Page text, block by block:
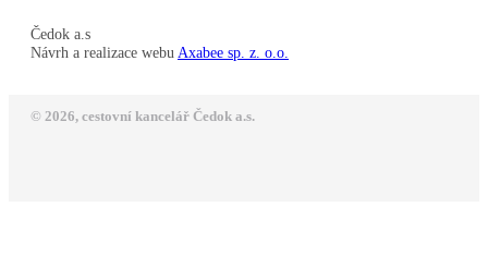
Čedok a.s
Návrh a realizace webu Axabee sp. z. o.o.
© 2026, cestovní kancelář Čedok a.s.